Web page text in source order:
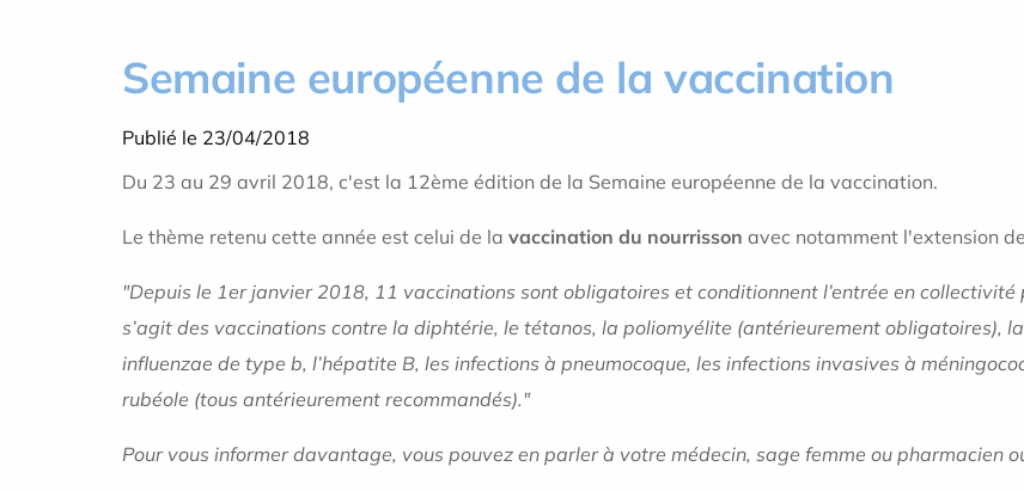
Semaine européenne de la vaccination
Publié le 23/04/2018
Du 23 au 29 avril 2018, c'est la 12ème édition de la Semaine européenne de la vaccination.
Le thème retenu cette année est celui de la vaccination du nourrisson avec notamment l'extension
"Depuis le 1er janvier 2018, 11 vaccinations sont obligatoires et conditionnent l’entrée en
s’agit des vaccinations contre la diphtérie, le tétanos, la poliomyélite (antérieurement obligatoires),
influenzae de type b, l’hépatite B, les infections à pneumocoque, les infections invasives à
rubéole (tous antérieurement recommandés)."
Pour vous informer davantage, vous pouvez en parler à votre médecin, sage femme ou pharmacien